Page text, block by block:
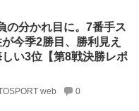
の分かれ目に。7番手ス
今季2勝目、勝利見え
い3位【第8戦決勝レポ
web 0